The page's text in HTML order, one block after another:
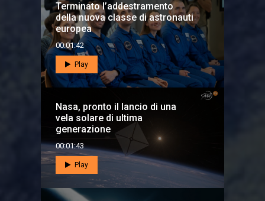
Terminato l’addestramento
della nuova classe di astronauti
europea
00:01:42
Play
Nasa, pronto il lancio di una
vela solare di ultima
generazione
00:01:43
Play